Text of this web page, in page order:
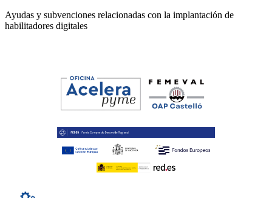
Ayudas y subvenciones relacionadas con la implantación de
habilitadores digitales